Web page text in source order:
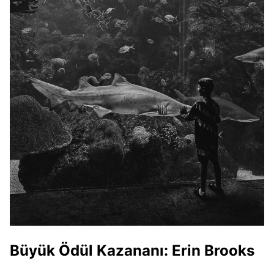
Büyük Ödül Kazananı: Erin Brooks